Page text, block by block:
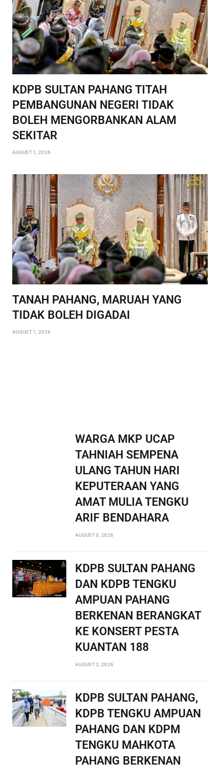
KDPB SULTAN PAHANG TITAH
PEMBANGUNAN NEGERI TIDAK
BOLEH MENGORBANKAN ALAM
SEKITAR
AUGUST 1, 2026
TANAH PAHANG, MARUAH YANG
TIDAK BOLEH DIGADAI
AUGUST 1, 2026
WARGA MKP UCAP
TAHNIAH SEMPENA
ULANG TAHUN HARI
KEPUTERAAN YANG
AMAT MULIA TENGKU
ARIF BENDAHARA
AUGUST 3, 2026
KDPB SULTAN PAHANG
DAN KDPB TENGKU
AMPUAN PAHANG
BERKENAN BERANGKAT
KE KONSERT PESTA
KUANTAN 188
AUGUST 2, 2026
KDPB SULTAN PAHANG,
KDPB TENGKU AMPUAN
PAHANG DAN KDPM
TENGKU MAHKOTA
PAHANG BERKENAN